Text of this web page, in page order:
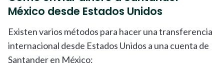
México desde Estados Unidos
Existen varios métodos para hacer una transferencia
internacional desde Estados Unidos a una cuenta de
Santander en México: